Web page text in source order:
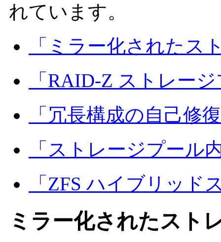
れています。
「ミラー化されたス
「RAID-Z ストレー
「冗長構成の自己修
「ストレージプール
「ZFS ハイブリッド
ミラー化されたスト